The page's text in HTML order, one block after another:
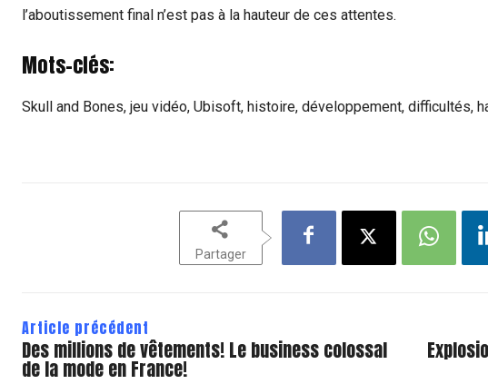
l’aboutissement final n’est pas à la hauteur de ces attentes.
Mots-clés:
Skull and Bones, jeu vidéo, Ubisoft, histoire, développement, difficultés,
Partager
Article précédent
Des millions de vêtements! Le business colossal
de la mode en France!